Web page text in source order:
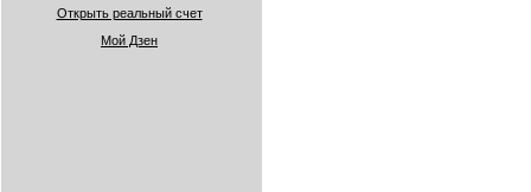
Открыть реальный счет
Мой Дзен